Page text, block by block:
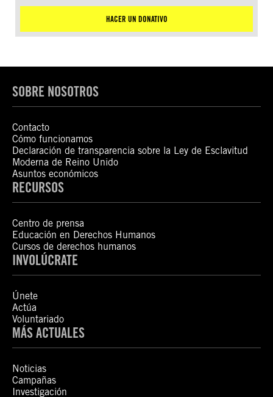
HACER UN DONATIVO
SOBRE NOSOTROS
Contacto
Cómo funcionamos
Declaración de transparencia sobre la Ley de Esclavitud
Moderna de Reino Unido
Asuntos económicos
RECURSOS
Centro de prensa
Educación en Derechos Humanos
Cursos de derechos humanos
INVOLÚCRATE
Únete
Actúa
Voluntariado
MÁS ACTUALES
Noticias
Campañas
Investigación